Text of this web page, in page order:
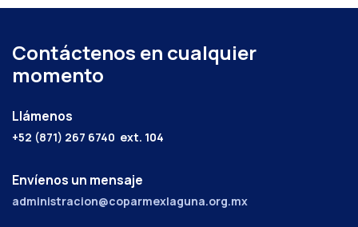
Contáctenos en cualquier
momento
Llámenos
+52 (871) 267 6740 ext. 104
Envíenos un mensaje
administracion@coparmexlaguna.org.mx